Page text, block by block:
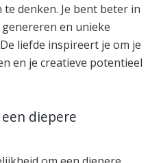
denken. Je bent beter in
en unieke
liefde inspireert je om je
en je creatieve potentieel
diepere